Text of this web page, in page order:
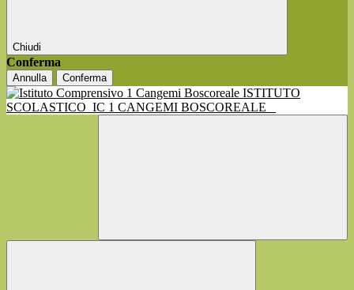
Chiudi
Conferma
Annulla Conferma
ISTITUTO
SCOLASTICO IC 1 CANGEMI BOSCOREALE